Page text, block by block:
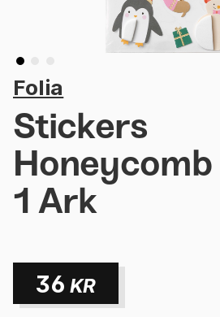
Folia
Stickers
1 Ark
36 KR